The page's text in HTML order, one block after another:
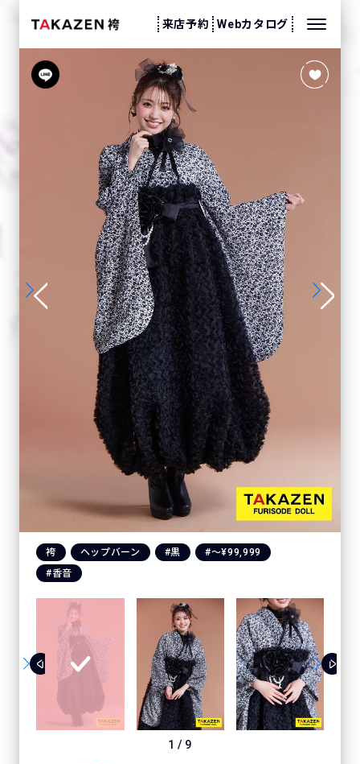
来店予約 Webカタログ
袴 ヘップバーン #黒
#〜¥99,999
#香音
1 / 9